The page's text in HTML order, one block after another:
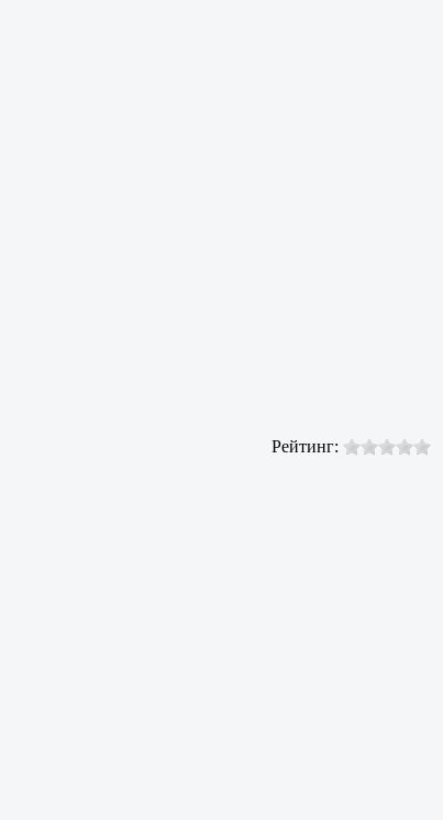
Рейтинг: